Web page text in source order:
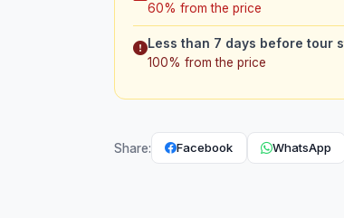
60% from the price
Less than 7 days before tour
100% from the price
Share: Facebook WhatsApp